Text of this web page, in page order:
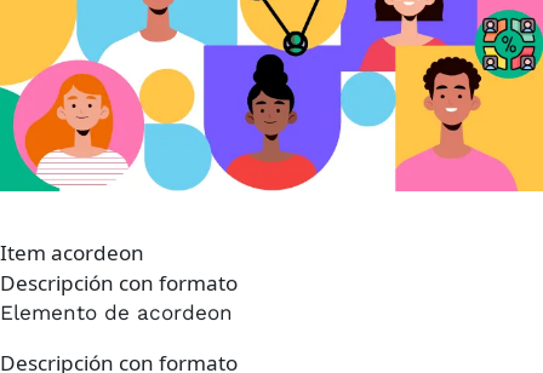
Item acordeon
Descripción con formato
Elemento de acordeon
Descripción con formato